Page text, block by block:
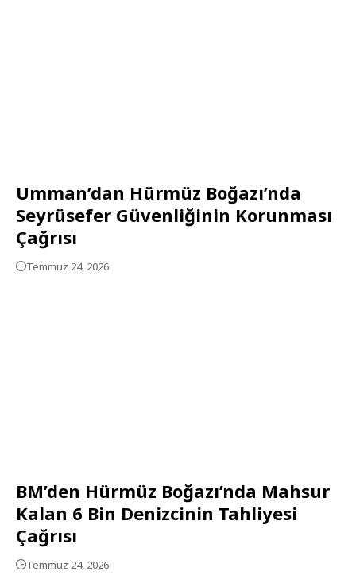
Umman’dan Hürmüz Boğazı’nda
Seyrüsefer Güvenliğinin Korunması
Çağrısı
Temmuz 24, 2026
BM’den Hürmüz Boğazı’nda Mahsur
Kalan 6 Bin Denizcinin Tahliyesi
Çağrısı
Temmuz 24, 2026